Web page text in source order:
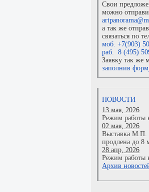
Свои
можно
а так же
связаться по
моб. +7(903)
раб. 8 (495)
Заявку так же
заполнив
НОВОСТИ
13 мая, 2026
Режим работы
02 мая, 2026
Выставка М.П.
продлена до 8
28 апр, 2026
Режим работы
Архив